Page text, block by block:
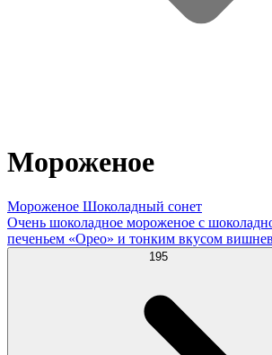
Мороженое
Мороженое Шоколадный сонет
Очень шоколадное мороженое с
печеньем «Орео» и тонким вкусом
195